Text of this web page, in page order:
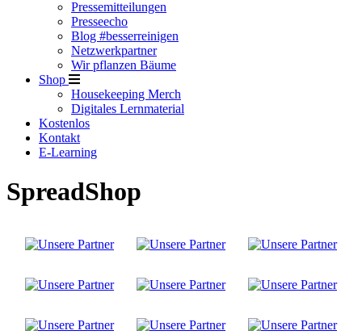
Pressemitteilungen
Presseecho
Blog #besserreinigen
Netzwerkpartner
Wir pflanzen Bäume
Shop
Housekeeping Merch
Digitales Lernmaterial
Kostenlos
Kontakt
E-Learning
SpreadShop